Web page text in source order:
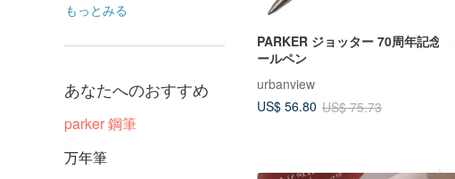
もっとみる
あなたへのおすすめ
parker 鋼筆
万年筆
PARKER ジョッター 70周年記念 ボ
ールペン
urbanview
US$ 56.80 US$ 75.73